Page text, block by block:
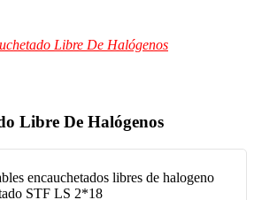
Libre De Halógenos
Libre De Halógenos
encauchetados libres de halogeno
STF LS 2*18